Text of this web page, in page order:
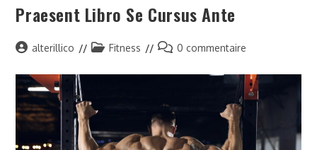
Praesent Libro Se Cursus Ante
Auteur/autrice
la
publication :
alterillico
PostFitness
Commentaires
la
0 commentaire